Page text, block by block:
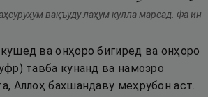
вақъуду лаҳум кулла марсад. Фа ин
ва онҳоро бигиред ва онҳоро
тавба кунанд ва намозро
Аллоҳ бахшандаву меҳрубон аст.